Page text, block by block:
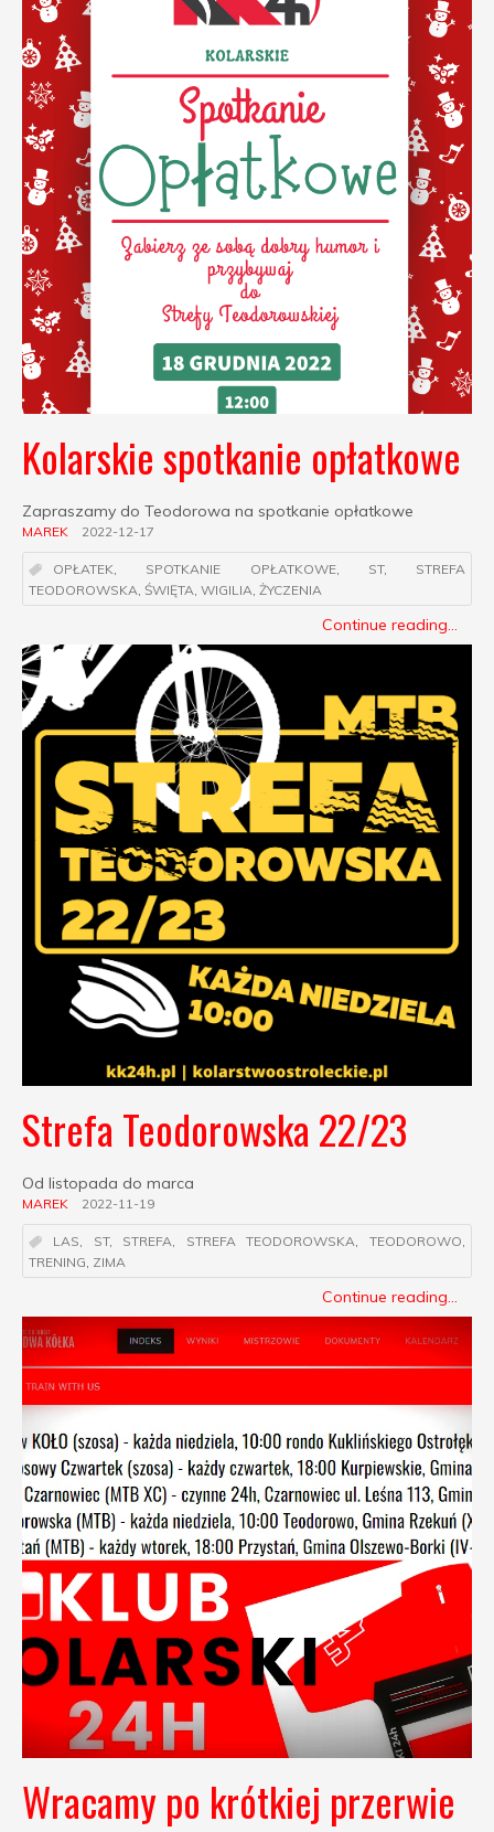
Kolarskie spotkanie opłatkowe
Zapraszamy do Teodorowa na spotkanie opłatkowe
MAREK 2022-12-17
OPŁATEK, SPOTKANIE OPŁATKOWE, ST, STREFA
TEODOROWSKA, ŚWIĘTA, WIGILIA, ŻYCZENIA
Continue reading...
Strefa Teodorowska 22/23
Od listopada do marca
MAREK 2022-11-19
LAS, ST, STREFA, STREFA TEODOROWSKA,TEODOROWO,
TRENING, ZIMA
Continue reading...
Wracamy po krótkiej przerwie